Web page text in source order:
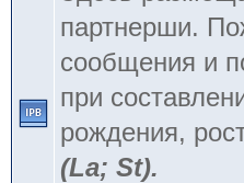
партнерши.
сообщения и
при
рождения,
(La; St).